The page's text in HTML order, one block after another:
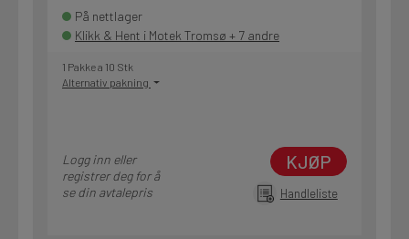
På nettlager
Klikk & Hent i Motek Tromsø + 7 andre
1 Pakke a 10 Stk
Alternativ pakning
Logg inn eller
registrer deg for å
se din avtalepris
KJØP
Handleliste